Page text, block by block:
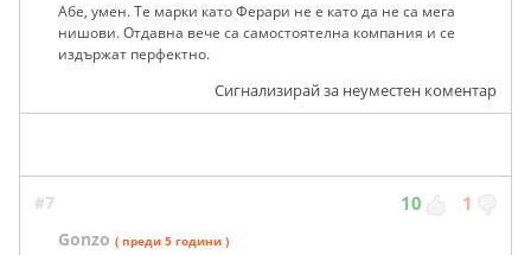
Абе, умен. Те марки като Ферари не е като да не са мега
нишови. Отдавна вече са самостоятелна компания и се
издържат перфектно.
Сигнализирай за неуместен коментар
#7 10 1
Gonzo ( преди 5 години )